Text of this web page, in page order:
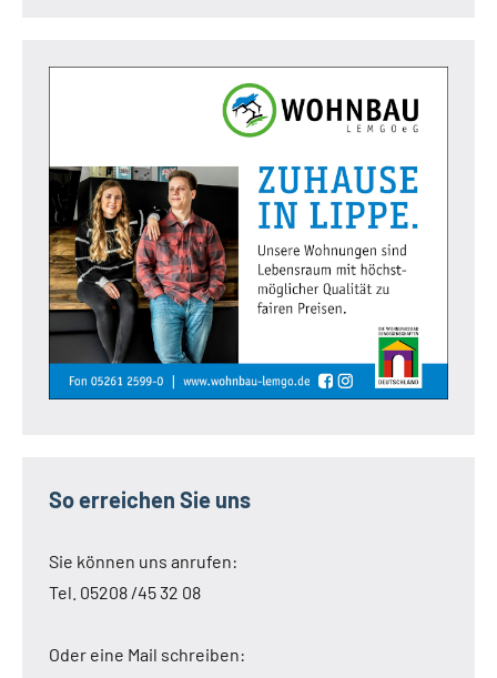
So erreichen Sie uns
Sie können uns anrufen:
Tel. 05208 /45 32 08
Oder eine Mail schreiben: